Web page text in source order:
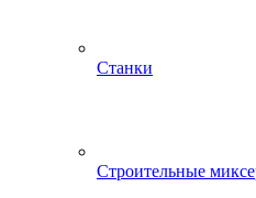
Станки
Строительные